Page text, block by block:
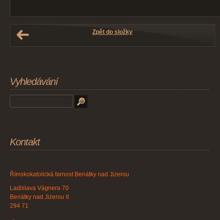
Zpět do složky
Vyhledávání
Kontakt
Římskokatolická farnost Benátky nad Jizerou
Ladislava Vágnera 70
Benátky nad Jizerou II
294 71